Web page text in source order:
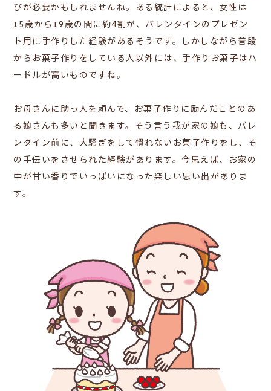
びが必要かもしれませんね。ある統計によると、女性は
15歳から19歳の間に約4割が、バレンタインのプレゼン
ト用に手作りした経験があるそうです。しかしながら普段
からお菓子作りをしている人以外には、手作りお菓子はハ
ードルが高いものですね。
お母さんに助っ人を頼んで、お菓子作りに励んだことのあ
る娘さんも多いと聞きます。そう言う我が家の娘も、バレ
ンタイン前に、大騒ぎをして慣れないお菓子作りをし、そ
の手伝いをさせられた経験があります。今思えば、お家の
中が甘い香りでいっぱいになった楽しい思い出がありま
す。